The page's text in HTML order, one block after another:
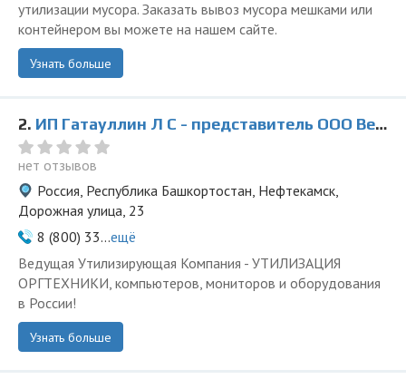
утилизации мусора. Заказать вывоз мусора мешками или
контейнером вы можете на нашем сайте.
Узнать больше
2. ИП Гатауллин Л С - представитель ООО Ведущая Утилизирующая Компания
нет отзывов
Россия, Республика Башкортостан, Нефтекамск,
Дорожная улица, 23
8 (800) 33...ещё
Ведущая Утилизирующая Компания - УТИЛИЗАЦИЯ
ОРГТЕХНИКИ, компьютеров, мониторов и оборудования
в России!
Узнать больше